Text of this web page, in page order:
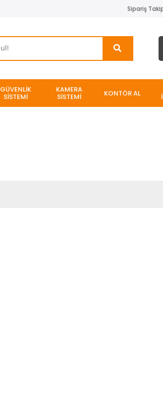
Sipariş
GÜVENLİK
SİSTEMİ
KAMERA
SİSTEMİ KONTÖR AL